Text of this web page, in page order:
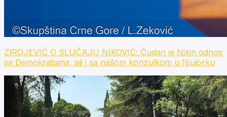
ZIROJEVIĆ O SLUČAJU NIKOVIĆ: Čudan je Nikin odnos
sa Demokratama, ali i sa našom konzulkom u Njujorku